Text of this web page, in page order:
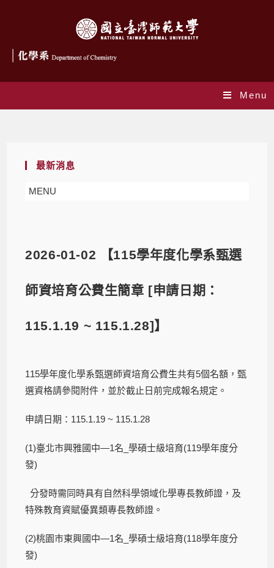
Menu
最新消息
MENU
2026-01-02 【115學年度化學系甄選
師資培育公費生簡章 [申請日期：
115.1.19 ~ 115.1.28]】
115學年度化學系甄選師資培育公費生共有5個名額，甄
選資格請參閱附件，並於截止日前完成報名規定。
申請日期：115.1.19 ~ 115.1.28
(1)臺北市興雅國中—1名_學碩士級培育(119學年度分
發)
分發時需同時具有自然科學領域化學專長教師證，及
特殊教育資賦優異類專長教師證。
(2)桃園市東興國中—1名_學碩士級培育(118學年度分
發)